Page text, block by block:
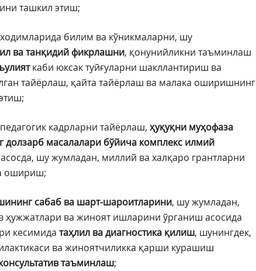
ташкил этиш;
билим ва кўникмаларни, шу
ва танқидий фикрлашни, қонунийликни таъминлаш
каби юксак туйғуларни шакллантириш ва
тайёрлаш, қайта тайёрлаш ва малака оширишнинг
кадрларни тайёрлаш, ҳуқуқни муҳофаза
долзарб масалалари бўйича комплекс илмий
шу жумладан, миллий ва халқаро грантларни
ошириш;
сабаб ва шарт-шароитларини, шу жумладан,
ҳужжатлари ва жиноят ишларини ўрганиш асосида
кесимида таҳлил ва диагностика қилиш, шунингдек,
ва жиноятчиликка қарши курашиш
таъминлаш;